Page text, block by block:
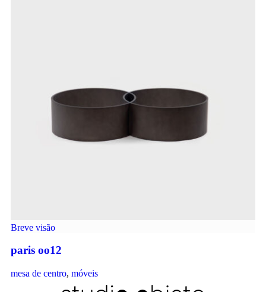
Breve visão
paris oo12
mesa de centro, móveis